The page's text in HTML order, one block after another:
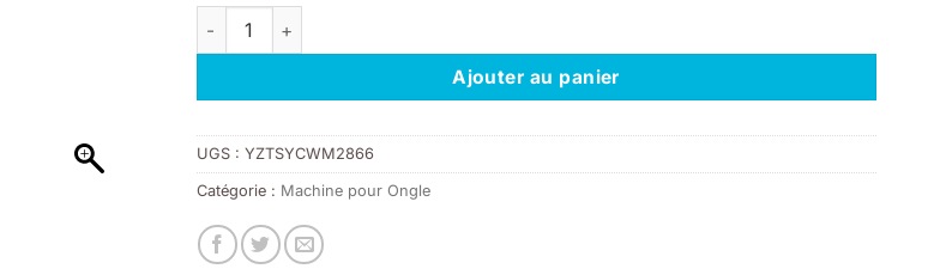
quantité de Electric foot callus remolver
Ajouter au panier
UGS : YZTSYCWM2866
Catégorie : Machine pour Ongle